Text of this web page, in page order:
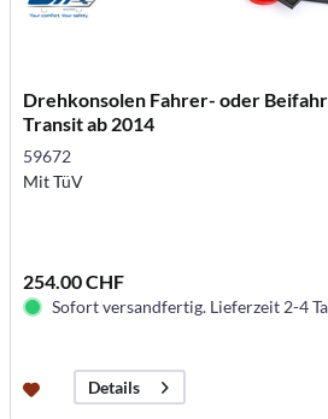
Drehkonsolen Fahrer- oder
Transit ab 2014
59672
Mit TüV
254.00 CHF
Sofort versandfertig. Lieferzeit 2-4
Details